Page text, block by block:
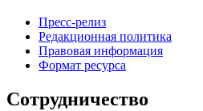
Пресс-релиз
Редакционная политика
Правовая информация
Формат ресурса
Сотрудничество